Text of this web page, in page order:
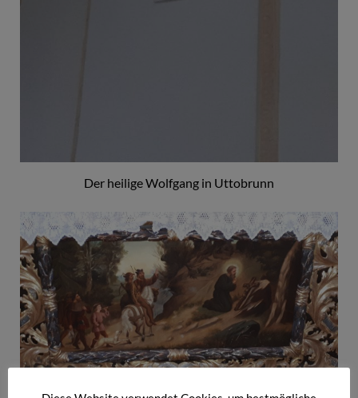
Der heilige Wolfgang in Uttobrunn